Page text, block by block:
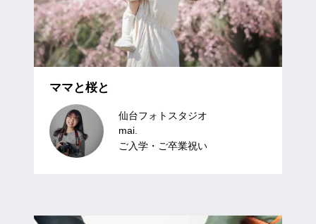
ママと桜と
仙台フォトスタジオ
mai.
ご入学・ご卒業祝い